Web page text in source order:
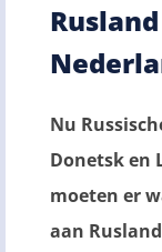
Nu
Donetsk en
moeten er
aan